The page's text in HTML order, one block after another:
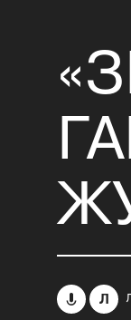
Л